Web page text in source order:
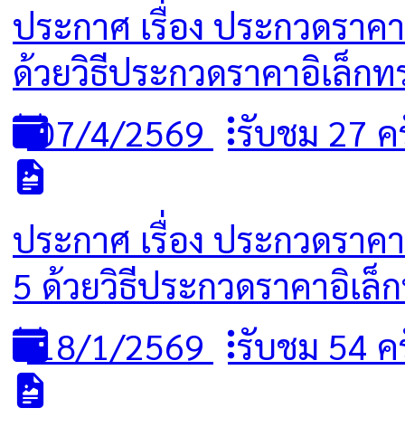
ประกาศ เรื่อง ประกวดรา
ด้วยวิธีประกวดราคาอิเล็ก
07/4/2569 รับชม 27 ค
ประกาศ เรื่อง ประกวดรา
5 ด้วยวิธีประกวดราคาอิเ
18/1/2569 รับชม 54 ค